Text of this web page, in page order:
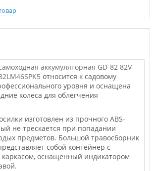
аккумуляторная GD-82 82V
относится к садовому
уровня и оснащена
колеса для облегчения
изготовлен из прочного ABS-
не трескается при попадании
предметов. Большой травосборник
собой контейнер с
каркасом, оснащенный индикатором